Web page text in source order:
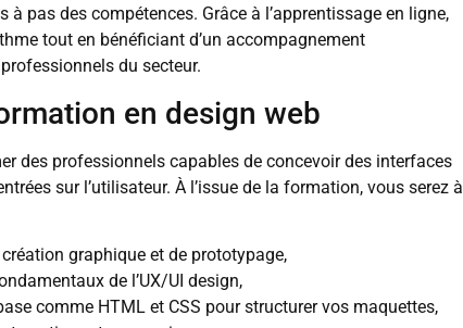
pas des compétences. Grâce à l’apprentissage en ligne,
tout en bénéficiant d’un accompagnement
du secteur.
en design web
des professionnels capables de concevoir des interfaces
sur l’utilisateur. À l’issue de la formation, vous serez à
graphique et de prototypage,
de l’UX/UI design,
comme HTML et CSS pour structurer vos maquettes,